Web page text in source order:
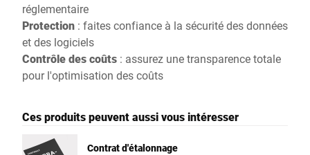
réglementaire
Protection : faites confiance à la sécurité des données
et des logiciels
Contrôle des coûts : assurez une transparence totale
pour l'optimisation des coûts
Ces produits peuvent aussi vous intéresser
Contrat d'étalonnage